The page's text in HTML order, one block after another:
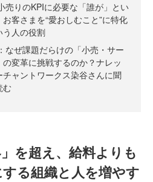
売りのKPIに必要な「誰が」とい
お客さまを“愛おしむこと”に特化
う人の役割
なぜ課題だらけの「小売・サー
の変革に挑戦するのか？ナレッ
チャントワークス染谷さんに聞
む
を超え、給料よりも
る組織と人を増やす